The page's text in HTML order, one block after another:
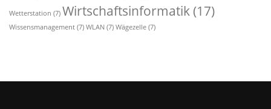
Wetterstation (7) Wirtschaftsinformatik (17)
Wissensmanagement (7) WLAN (7) Wägezelle (7)